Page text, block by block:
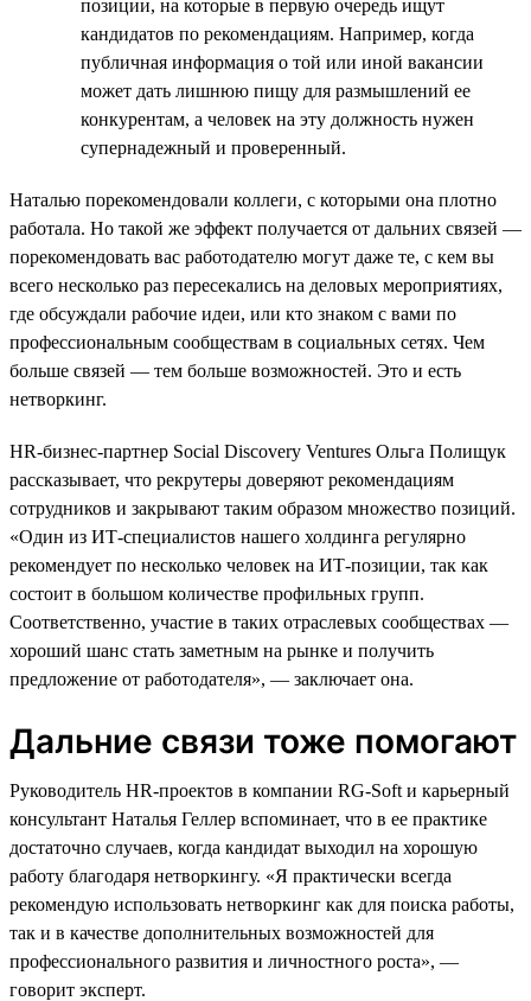
позиции, на которые в первую очередь ищут
кандидатов по рекомендациям. Например, когда
публичная информация о той или иной вакансии
может дать лишнюю пищу для размышлений ее
конкурентам, а человек на эту должность нужен
супернадежный и проверенный.
Наталью порекомендовали коллеги, с которыми она плотно
работала. Но такой же эффект получается от дальних связей —
порекомендовать вас работодателю могут даже те, с кем вы
всего несколько раз пересекались на деловых мероприятиях,
где обсуждали рабочие идеи, или кто знаком с вами по
профессиональным сообществам в социальных сетях. Чем
больше связей — тем больше возможностей. Это и есть
нетворкинг.
HR-бизнес-партнер Social Discovery Ventures Ольга Полищук
рассказывает, что рекрутеры доверяют рекомендациям
сотрудников и закрывают таким образом множество позиций.
«Один из ИТ-специалистов нашего холдинга регулярно
рекомендует по несколько человек на ИТ-позиции, так как
состоит в большом количестве профильных групп.
Соответственно, участие в таких отраслевых сообществах —
хороший шанс стать заметным на рынке и получить
предложение от работодателя», — заключает она.
Дальние связи тоже помогают
Руководитель HR-проектов в компании RG-Soft и карьерный
консультант Наталья Геллер вспоминает, что в ее практике
достаточно случаев, когда кандидат выходил на хорошую
работу благодаря нетворкингу. «Я практически всегда
рекомендую использовать нетворкинг как для поиска работы,
так и в качестве дополнительных возможностей для
профессионального развития и личностного роста», —
говорит эксперт.